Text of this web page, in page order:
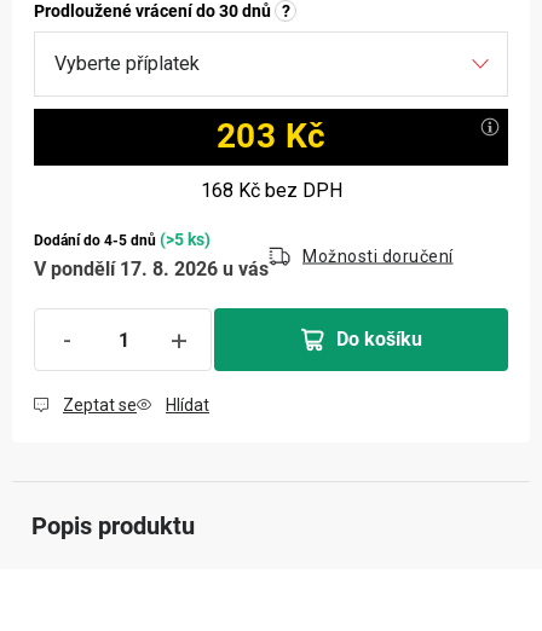
Prodloužené vrácení do 30 dnů ?
203 Kč
168 Kčbez DPH
Dodání do 4-5 dnů (>5 ks)
V pondělí 17. 8. 2026 u vás
Možnosti doručení
Do košíku
Zeptat se Hlídat
Popis produktu